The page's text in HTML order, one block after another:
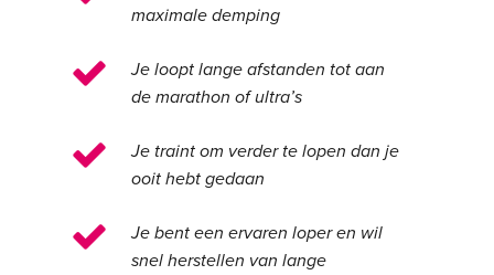
maximale demping
Je loopt lange afstanden tot aan
de marathon of ultra’s
Je traint om verder te lopen dan je
ooit hebt gedaan
Je bent een ervaren loper en wil
snel herstellen van lange